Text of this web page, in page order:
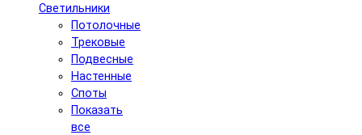
Светильники
Потолочные
Трековые
Подвесные
Настенные
Споты
Показать
все